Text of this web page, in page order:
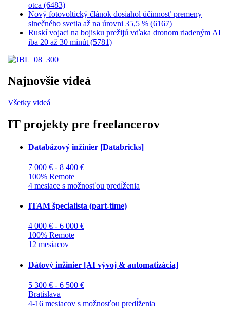
otca (6483)
Nový fotovoltický článok dosiahol účinnosť premeny
slnečného svetla až na úrovni 35,5 % (6167)
Ruskí vojaci na bojisku prežijú vďaka dronom riadeným AI
iba 20 až 30 minút (5781)
Najnovšie videá
Všetky videá
IT projekty pre freelancerov
Databázový inžinier [Databricks]
7 000 € - 8 400 €
100% Remote
4 mesiace s možnosťou predĺženia
ITAM špecialista (part-time)
4 000 € - 6 000 €
100% Remote
12 mesiacov
Dátový inžinier [AI vývoj & automatizácia]
5 300 € - 6 500 €
Bratislava
4-16 mesiacov s možnosťou predĺženia